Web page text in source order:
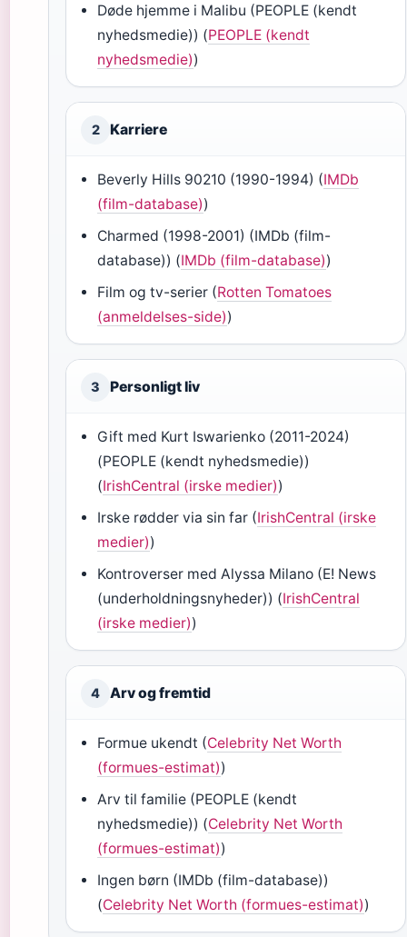
Døde hjemme i Malibu (PEOPLE (kendt
nyhedsmedie)) (PEOPLE (kendt
nyhedsmedie))
2 Karriere
Beverly Hills 90210 (1990-1994) (IMDb
(film-database))
Charmed (1998-2001) (IMDb (film-
database)) (IMDb (film-database))
Film og tv-serier (Rotten Tomatoes
(anmeldelses-side))
3 Personligt liv
Gift med Kurt Iswarienko (2011-2024)
(PEOPLE (kendt nyhedsmedie))
(IrishCentral (irske medier))
Irske rødder via sin far (IrishCentral (irske
medier))
Kontroverser med Alyssa Milano (E! News
(underholdningsnyheder)) (IrishCentral
(irske medier))
4 Arv og fremtid
Formue ukendt (Celebrity Net Worth
(formues-estimat))
Arv til familie (PEOPLE (kendt
nyhedsmedie)) (Celebrity Net Worth
(formues-estimat))
Ingen børn (IMDb (film-database))
(Celebrity Net Worth (formues-estimat))